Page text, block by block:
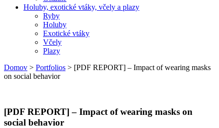
Holuby, exotické vtáky, včely a plazy
Ryby
Holuby
Exotické vtáky
Včely
Plazy
Domov > Portfolios > [PDF REPORT] – Impact of wearing masks
on social behavior
[PDF REPORT] – Impact of wearing masks on
social behavior